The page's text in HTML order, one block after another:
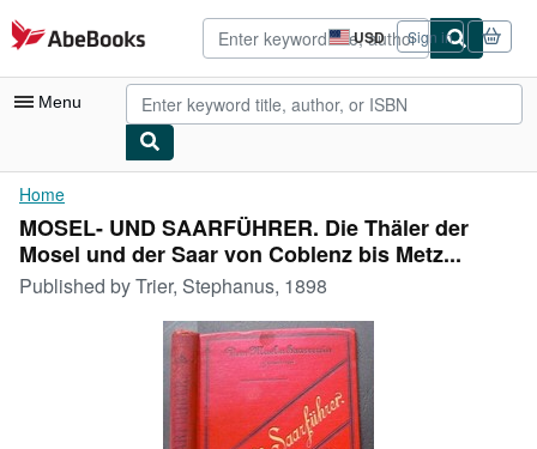
Skip to main content
AbeBooks.com USD
Site
shopping
preferences
Sign in
Menu
My Account
My Purchases
Advanced Search
Browse Collections
Home
MOSEL- UND SAARFÜHRER. Die Thäler der
Mosel und der Saar von Coblenz bis Metz...
Published byTrier, Stephanus, 1898